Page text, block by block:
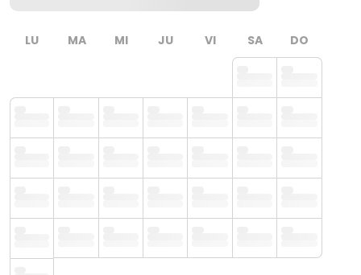
LU MA MI JU VI SA DO